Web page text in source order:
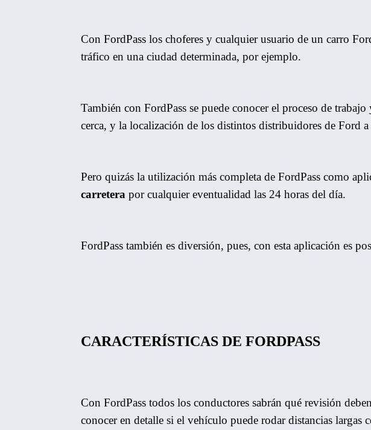
Con FordPass los choferes y cualquier usuario de un carro
tráfico en una ciudad determinada, por ejemplo.
También con FordPass se puede conocer el proceso de
cerca, y la localización de los distintos distribuidores de Ford a
Pero quizás la utilización más completa de FordPass como
carretera por cualquier eventualidad las 24 horas del día.
FordPass también es diversión, pues, con esta aplicación es
CARACTERÍSTICAS DE FORDPASS
Con FordPass todos los conductores sabrán qué revisión
conocer en detalle si el vehículo puede rodar distancias